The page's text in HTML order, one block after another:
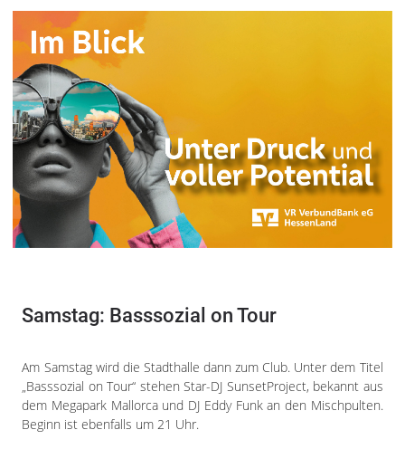
Samstag: Basssozial on Tour
Am Samstag wird die Stadthalle dann zum Club. Unter dem Titel
„Basssozial on Tour“ stehen Star-DJ SunsetProject, bekannt aus
dem Megapark Mallorca und DJ Eddy Funk an den Mischpulten.
Beginn ist ebenfalls um 21 Uhr.